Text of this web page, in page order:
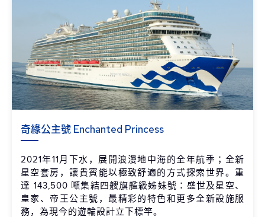
奇緣公主號 Enchanted Princess
2021年11月下水，展開浪漫地中海的全年航季；全新
星空套房，讓貴賓能以極致舒適的方式探索世界。重
達 143,500 噸集結四艘旗艦級姊妹號：盛世及星空、
皇家、帝王公主號，最精彩的特色和更多全新設施服
務，為現今的遊輪設計立下標竿。